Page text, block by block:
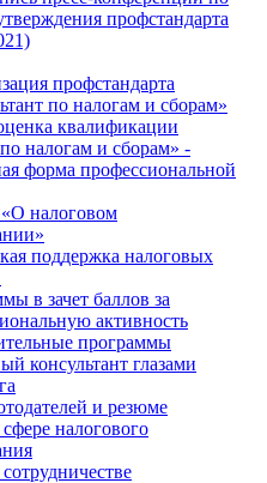
профстандарта
профстандарта
по налогам и сборам»
квалификации
налогам и сборам» -
форма профессиональной
налоговом
поддержка налоговых
в зачет баллов за
активность
программы
консультант глазами
и резюме
налогового